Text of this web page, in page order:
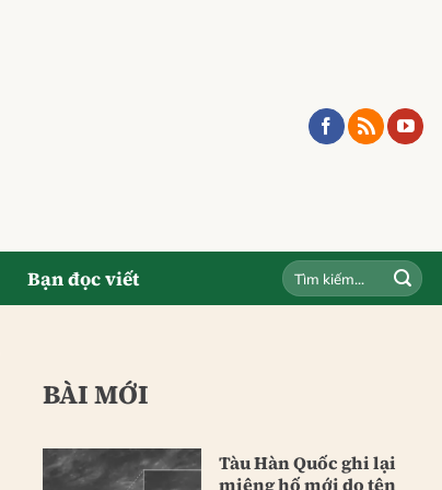
Bạn đọc viết
BÀI MỚI
Tàu Hàn Quốc ghi lại
miệng hố mới do tên